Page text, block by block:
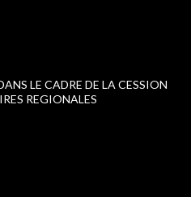
LE CADRE DE LA CESSION
REGIONALES